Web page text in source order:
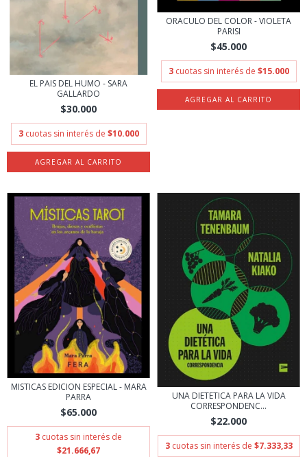
EL PAIS DEL HUMO - SARA
GALLARDO
$30.000
3 cuotas sin interés de $10.000
ORACULO DEL COLOR - VIOLETA
PARISI
$45.000
3 cuotas sin interés de $15.000
MISTICAS EDICION ESPECIAL - MARA
PARRA
$65.000
3 cuotas sin interés de
$21.666,67
UNA DIETETICA PARA LA VIDA
CORRESPONDENC...
$22.000
3 cuotas sin interés de $7.333,33